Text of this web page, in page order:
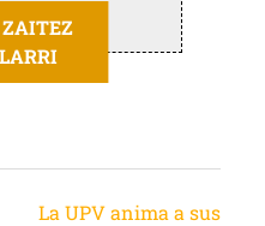
La UPV anima a sus